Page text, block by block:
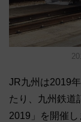
JR九州は2019
たり、九州鉄道
2019」を開催し